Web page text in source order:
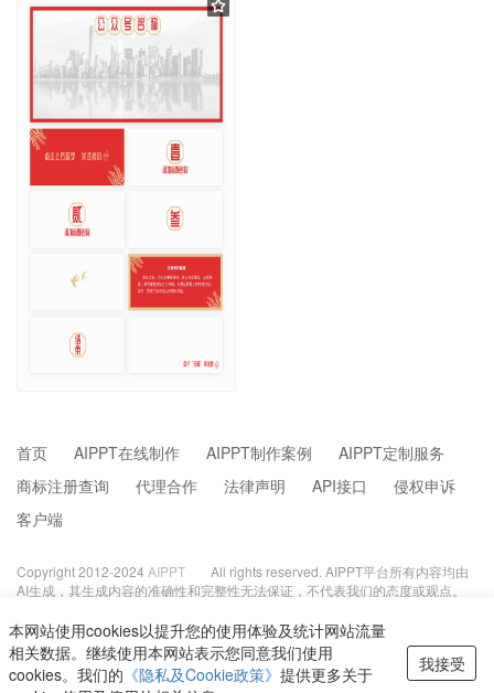
本网站使用cookies以提升您的使用体验及统计网站流量
相关数据。继续使用本网站表示您同意我们使用
cookies。我们的 《隐私及Cookie政策》 提供更多关于
我接受
首页 AIPPT在线制作 AIPPT制作案例
AIPPT定制服务
商标注册查询
代理合作 法律声明 API接口
侵权申诉
客户端
Copyright 2012-2024 AIPPT
All rights reserved. AIPPT平台所有内容均由
AI生成，其生成内容的准确性和完整性无法保证，不代表我们的态度或观点。
ICP京B2-20242591隐私政策